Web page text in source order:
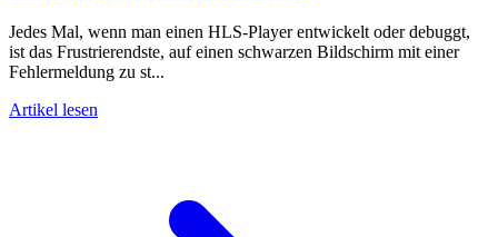
Jedes Mal, wenn man einen HLS-Player entwickelt oder debuggt,
ist das Frustrierendste, auf einen schwarzen Bildschirm mit einer
Fehlermeldung zu st...
Artikel lesen